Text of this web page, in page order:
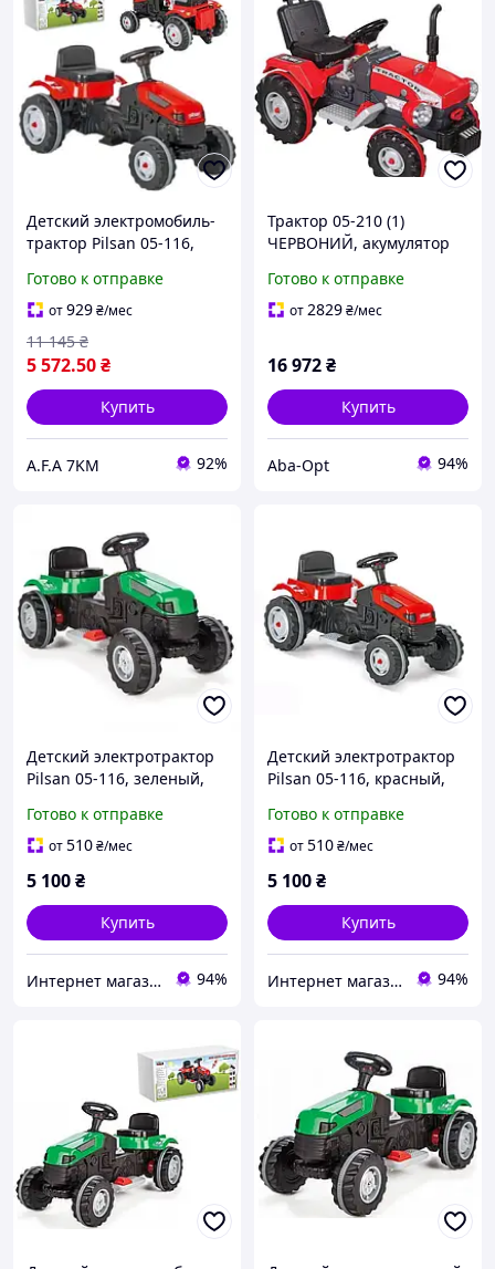
Детский электромобиль-
трактор Pilsan 05-116,
регулируется, цвет
красный
Готово к отправке
от929₴/мес
5 572.50₴
11 145 ₴
Купить
A.F.A 7KM 92%
Трактор 05-210 (1)
ЧЕРВОНИЙ, акумулятор
Готово к отправке
от2829₴/мес
16 972₴
Купить
Aba-Opt 94%
Детский электротрактор
Pilsan 05-116, зеленый,
Готово к отправке
от510₴/мес
5 100₴
Купить
Интернет магазин детских товаров Sophie-shop 94%
Детский электротрактор
Pilsan 05-116, красный,
Готово к отправке
от510₴/мес
5 100₴
Купить
Интернет магазин детских товаров Sophie-shop 94%